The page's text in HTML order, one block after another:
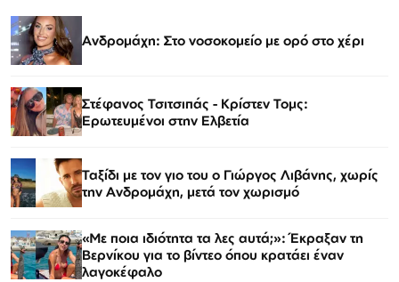
Ανδρομάχη: Στο νοσοκομείο με ορό στο χέρι
Στέφανος Τσιτσιπάς - Kρίστεν Τομς:
Ερωτευμένοι στην Ελβετία
Ταξίδι με τον γιο του ο Γιώργος Λιβάνης, χωρίς
την Ανδρομάχη, μετά τον χωρισμό
«Με ποια ιδιότητα τα λες αυτά;»: Έκραξαν τη
Βερνίκου για το βίντεο όπου κρατάει έναν
λαγοκέφαλο